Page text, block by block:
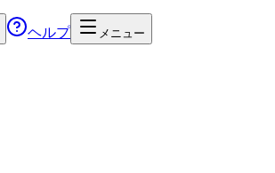
ヘルプ メニュー